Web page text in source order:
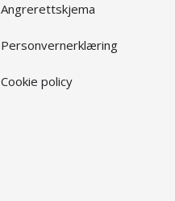
Angrerettskjema
Personvernerklæring
Cookie policy